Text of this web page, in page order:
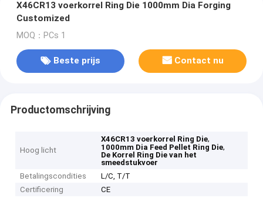
X46CR13 voerkorrel Ring Die 1000mm Dia Forging
Customized
MOQ：PCs 1
Beste prijs Contact nu
Productomschrijving
Hoog licht
X46CR13 voerkorrel Ring Die,
1000mm Dia Feed Pellet Ring Die,
De Korrel Ring Die van het
smeedstukvoer
Betalingscondities
L/C, T/T
Certificering
CE